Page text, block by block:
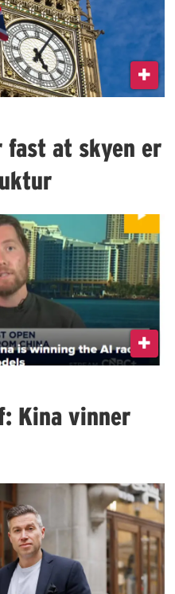
at skyen er
Kina vinner